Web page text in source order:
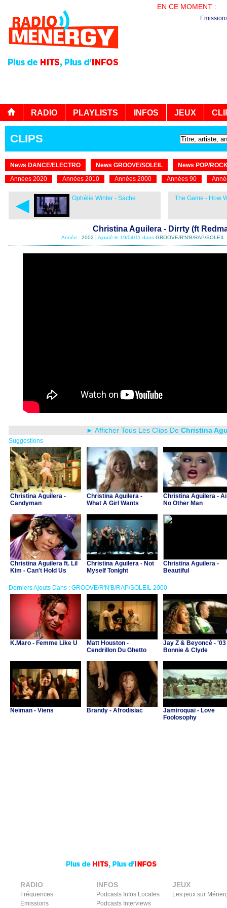
EN CE MOMENT :
RADIO PLAYLISTS INFOS JEUX
CLIPS
News DANCE/ELECTRO News GROOVE/SOLEIL
News POP/
Années 2020
Années 2010 Années 2000 Années 90
◄ Ophélie Winter - Sache The Game - How
Christina Aguilera - Dirrty (ft
Année : 2002 | Ajouté le 19/04/11 dans GROOVE/R'N'B/RAP/SOLEIL
► Afficher Tous Les Clips De Christina
Suggestions
Christina Aguilera -
Candyman
Christina Aguilera -
What A Girl Wants
Christina Aguilera -
No Other Man
Christina Aguilera ft. Lil
Kim - Can't Hold Us
Christina Aguilera - Not
Myself Tonight
Christina Aguilera -
Beautiful
Derniers Ajouts Dans : GROOVE/R'N'B/RAP/SOLEIL 2000
K.Maro - Femme Like U
Matt Houston -
Cendrillon Du Ghetto
Jay Z & Beyoncé - '03
Bonnie & Clyde
Neïman - Viens Brandy - Afrodisiac
Jamiroquai - Love
Foolosophy
RADIO
Fréquences
Emissions
INFOS
Podcasts Infos Locales
Podcasts Interviews
JEUX
Les jeux sur